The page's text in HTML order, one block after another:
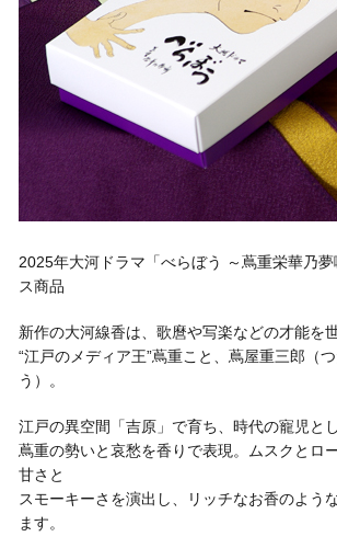
2025年大河ドラマ「べらぼう ～蔦重栄華乃
ス商品
新作の大河線香は、歌麿や写楽などの才能を
“江戸のメディア王”蔦重こと、蔦屋重三郎（
う）。
江戸の異空間「吉原」で育ち、時代の寵児と
蔦重の勢いと哀愁を香りで表現。ムスクとロ
甘さと
スモーキーさを演出し、リッチなお香のよう
ます。